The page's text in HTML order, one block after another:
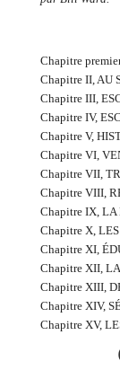
Chapitre
Chapitre II, AU
Chapitre III,
Chapitre IV,
Chapitre V,
Chapitre VI,
Chapitre VII,
Chapitre VIII,
Chapitre IX, LA
Chapitre X,
Chapitre XI,
Chapitre XII,
Chapitre XIII,
Chapitre XIV,
Chapitre XV,